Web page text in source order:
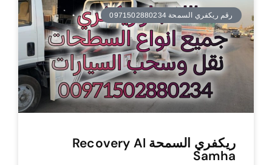
رقم ريكفري السمحة 0971502880234
ريكفري السمحة Recovery Al
Samha